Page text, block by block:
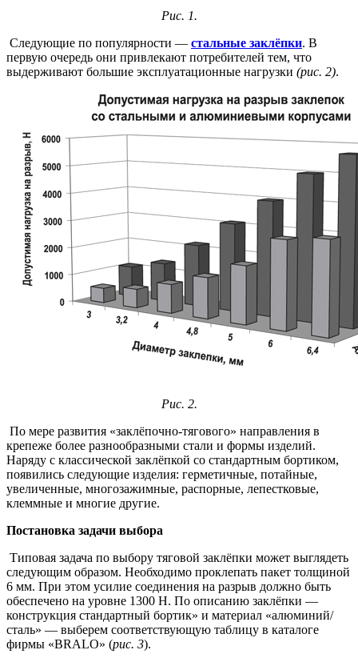
Рис. 1.
Следующие по популярности — стальные заклёпки. В
первую очередь они привлекают потребителей тем, что
выдерживают большие эксплуатационные нагрузки (рис. 2).
Рис. 2.
По мере развития «заклёпочно-тягового» направления в
крепеже более разнообразными стали и формы изделий.
Наряду с классической заклёпкой со стандартным бортиком,
появились следующие изделия: герметичные, потайные,
увеличенные, многозажимные, распорные, лепестковые,
клеммные и многие другие.
Постановка задачи выбора
Типовая задача по выбору тяговой заклёпки может выглядеть
следующим образом. Необходимо проклепать пакет толщиной
6 мм. При этом усилие соединения на разрыв должно быть
обеспечено на уровне 1300 Н. По описанию заклёпки —
конструкция стандартный бортик» и материал «алюминий/
сталь» — выберем соответствующую таблицу в каталоге
фирмы «BRALO» (рис. 3).